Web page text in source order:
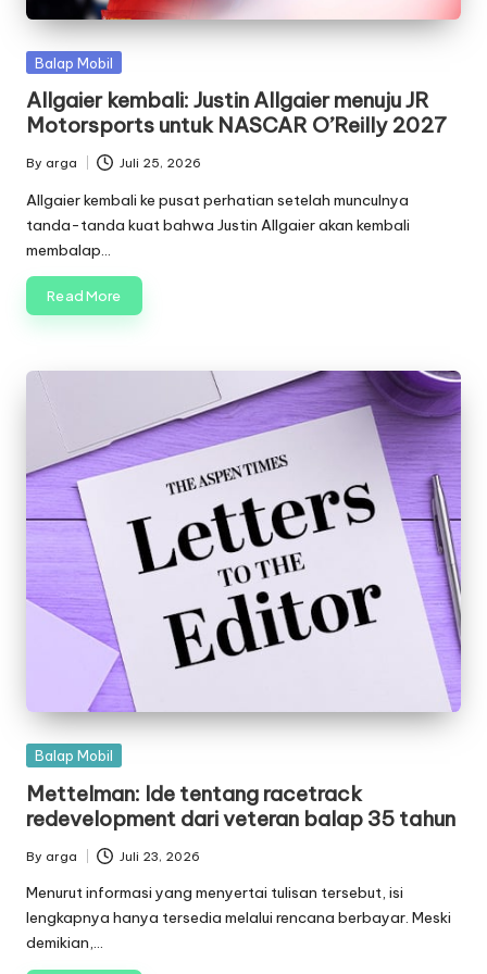
Posted
Balap Mobil
Allgaier kembali: Justin Allgaier menuju JR
Motorsports untuk NASCAR O’Reilly 2027
Posted
by
By arga Juli 25, 2026
Allgaier kembali ke pusat perhatian setelah munculnya
tanda-tanda kuat bahwa Justin Allgaier akan kembali
membalap…
Read More
Posted
Balap Mobil
Mettelman: Ide tentang racetrack
redevelopment dari veteran balap 35 tahun
Posted
by
By arga Juli 23, 2026
Menurut informasi yang menyertai tulisan tersebut, isi
lengkapnya hanya tersedia melalui rencana berbayar. Meski
demikian,…